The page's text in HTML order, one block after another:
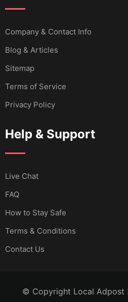
Company & Contact Info
Blog & Articles
Sitemap
Terms of Service
Privacy Policy
Help & Support
Live Chat
FAQ
How to Stay Safe
Terms & Conditions
Contact Us
© Copyright Local Adpost